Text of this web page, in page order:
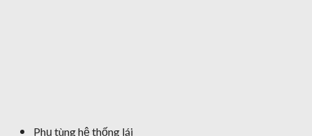
Phụ tùng hệ thống lái